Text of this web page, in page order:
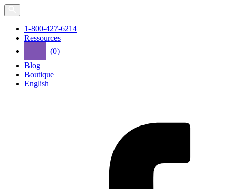
Passez
directement
contenu
1-800-427-6214
Ressources
(0)
Blog
Boutique
English